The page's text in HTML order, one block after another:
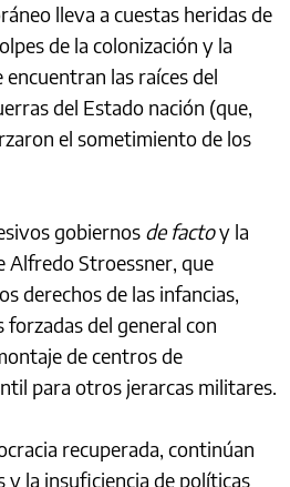
lleva a cuestas heridas de
de la colonización y la
las raíces del
del Estado nación (que,
el sometimiento de los
gobiernos de factoy la
Alfredo Stroessner, que
derechos de las infancias,
forzadas del general con
de centros de
para otros jerarcas militares.
recuperada, continúan
y la insuficiencia de políticas